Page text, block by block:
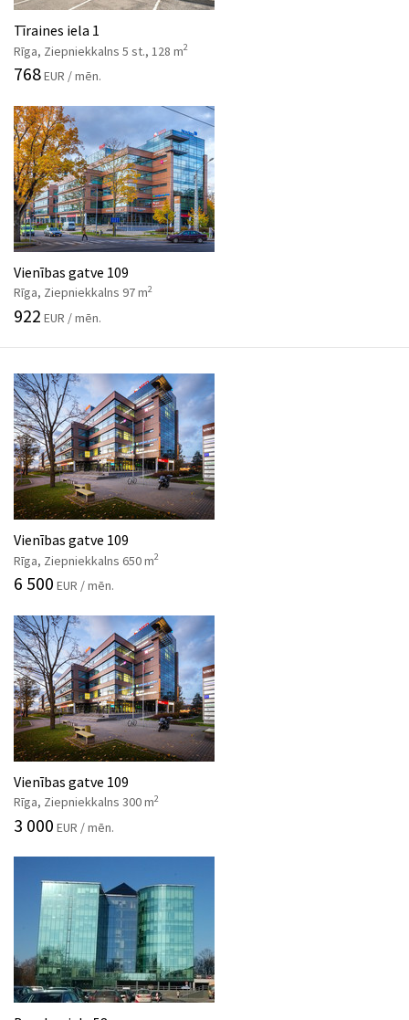
Tīraines iela 1
Rīga, Ziepniekkalns 5 st., 128 m2
768EUR / mēn.
Vienības gatve 109
Rīga, Ziepniekkalns 97 m2
922 EUR / mēn.
Vienības gatve 109
Rīga, Ziepniekkalns 650 m2
6 500 EUR / mēn.
Vienības gatve 109
Rīga, Ziepniekkalns 300 m2
3 000 EUR / mēn.